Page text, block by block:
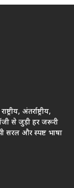
अंतर्राष्ट्रीय,
से जुड़ी हर जरूरी
सरल और स्पष्ट भाषा